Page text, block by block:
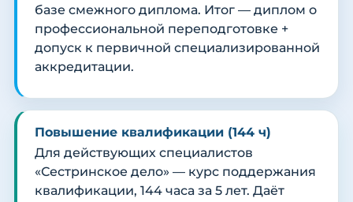
базе смежного диплома. Итог — диплом о
профессиональной переподготовке +
допуск к первичной специализированной
аккредитации.
Повышение квалификации (144 ч)
Для действующих специалистов
«Сестринское дело» — курс поддержания
квалификации, 144 часа за 5 лет. Даёт